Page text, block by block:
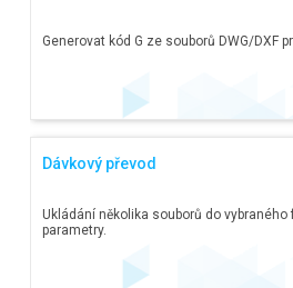
Generovat kód G ze souborů DWG/DXF
Dávkový převod
Ukládání několika souborů do
parametry.